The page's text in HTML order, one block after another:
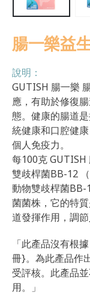
腸一樂益
說明：
GUTISH 腸一樂
應，有助於修復
態。健康的腸道
統健康和口腔健
個人免疫力。
每100克 GUTISH
雙歧桿菌BB-12
動物雙歧桿菌BB-
菌菌株，它的特
道發揮作用，調
「此產品沒有根
冊}。為此產品作
受評核。此產品
用。」